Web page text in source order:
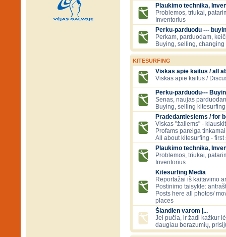
Plaukimo technika,
Problemos, triukai,
Inventorius
Perku-parduodu ---
Perkam, parduodam,
Buying, selling,
KITESURFING
Viskas apie kaitus / all
Viskas apie kaitus /
Perku-parduodu---
Senas, naujas
Buying, selling
Pradedantiesiems / for
Viskas "žaliems" -
Profams pareiga
All about kitesurfing - first
Plaukimo technika,
Problemos, triukai,
Inventorius
Kitesurfing Media
Reportažai iš kaitavimo
Postinimo taisyklė:
Posts here all photos/
places
Šiandien varom į...
Jei pučia, ir žadi kažkur
daugiau berazumių,